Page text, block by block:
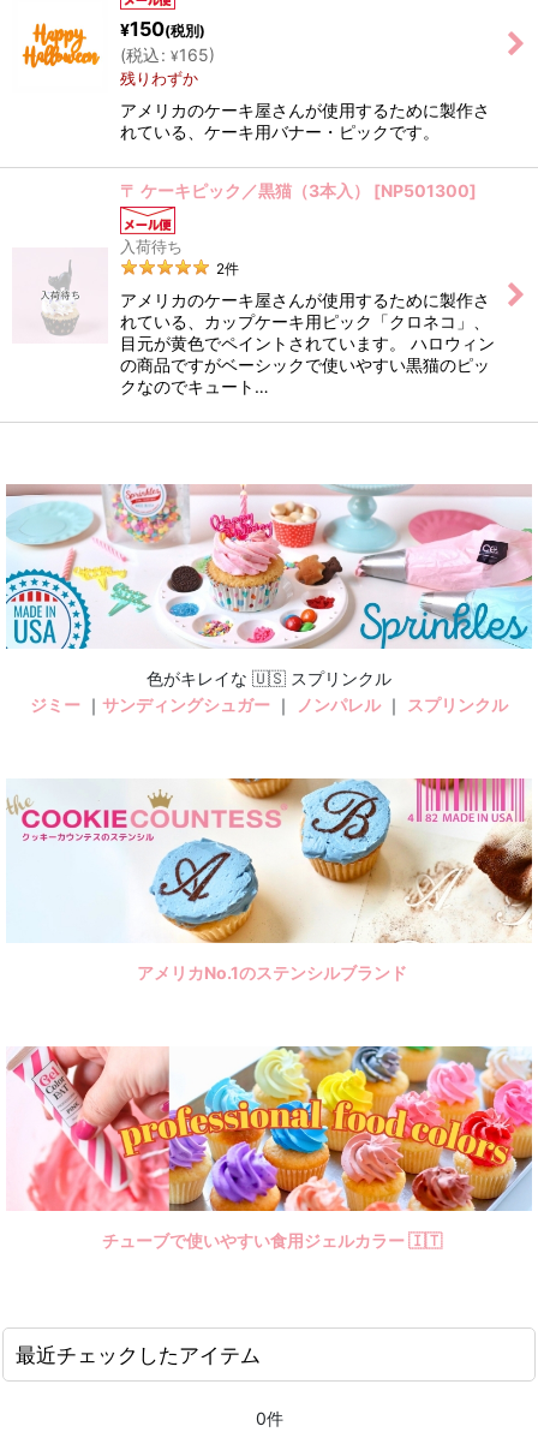
¥150(税別)
(税込: ¥165)
残りわずか
アメリカのケーキ屋さんが使用するために製作さ
れている、ケーキ用バナー・ピックです。
〒 ケーキピック／黒猫（3本入） [NP501300]
入荷待ち
2件
アメリカのケーキ屋さんが使用するために製作さ
れている、カップケーキ用ピック「クロネコ」、
目元が黄色でペイントされています。 ハロウィン
の商品ですがベーシックで使いやすい黒猫のピッ
クなのでキュート…
色がキレイな 🇺🇸 スプリンクル
ジミー ｜ サンディングシュガー ｜ ノンパレル｜ スプリンクル
アメリカNo.1のステンシルブランド
チューブで使いやすい食用ジェルカラー 🇮🇹
最近チェックしたアイテム
0件